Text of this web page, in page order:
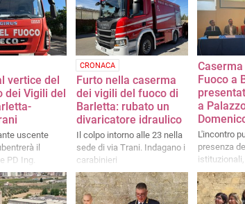
vertice del
dei Vigili del
uscente
il
PD Ing.
CRONACA
Furto nella caserma
dei vigili del fuoco di
Barletta: rubato un
divaricatore idraulico
Il colpo intorno alle 23 nella
sede di via Trani. Indagano i
carabinieri
Caserma
Fuoco a
a
L'incontro
presenza
nel 2028